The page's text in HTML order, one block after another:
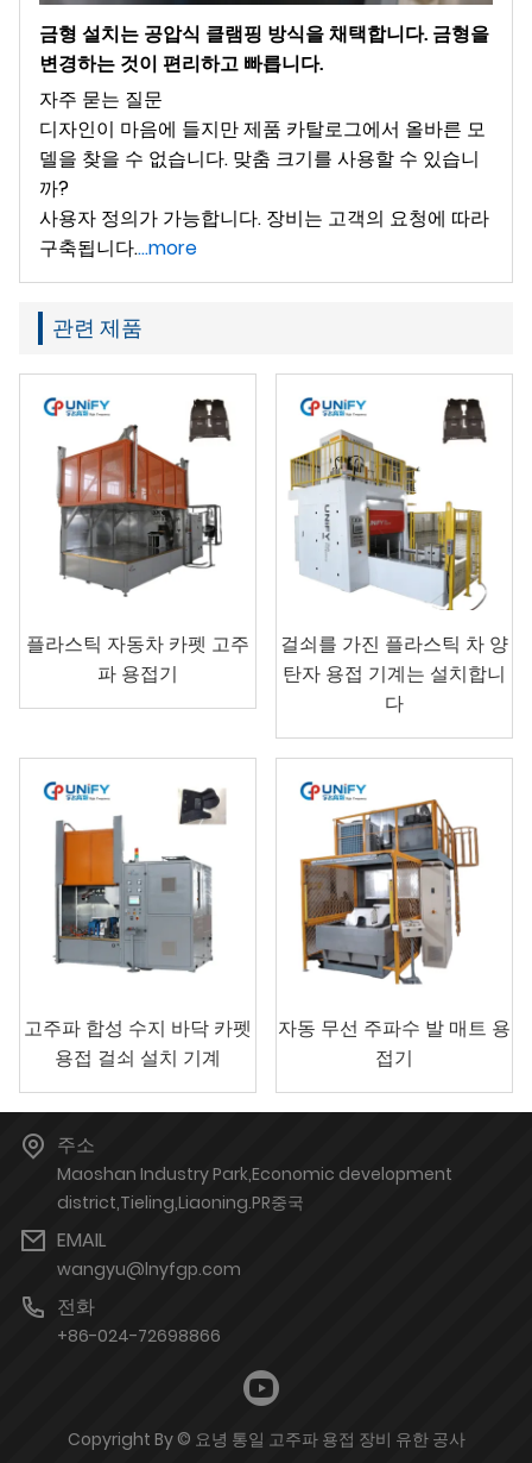
금형 설치는 공압식 클램핑 방식을 채택합니다. 금형을
변경하는 것이 편리하고 빠릅니다.
자주 묻는 질문
디자인이 마음에 들지만 제품 카탈로그에서 올바른 모
델을 찾을 수 없습니다. 맞춤 크기를 사용할 수 있습니
까?
사용자 정의가 가능합니다. 장비는 고객의 요청에 따라
구축됩니다....more
관련 제품
플라스틱 자동차 카펫 고주
파 용접기
걸쇠를 가진 플라스틱 차 양
탄자 용접 기계는 설치합니
다
고주파 합성 수지 바닥 카펫
용접 걸쇠 설치 기계
자동 무선 주파수 발 매트 용
접기
주소
Maoshan Industry Park,Economic development
district,Tieling,Liaoning.PR중국
EMAIL
wangyu@lnyfgp.com
전화
+86-024-72698866
Copyright By © 요녕 통일 고주파 용접 장비 유한 공사